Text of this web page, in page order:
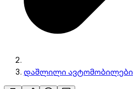
დაშლილი ავტომობილები